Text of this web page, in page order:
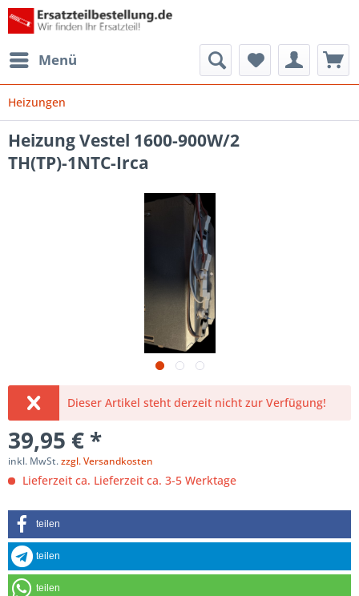
Menü
Heizungen
Heizung Vestel 1600-900W/2
TH(TP)-1NTC-Irca
Dieser Artikel steht derzeit nicht zur Verfügung!
39,95 € *
inkl. MwSt.zzgl. Versandkosten
Lieferzeit ca. Lieferzeit ca. 3-5 Werktage
teilen
teilen
teilen